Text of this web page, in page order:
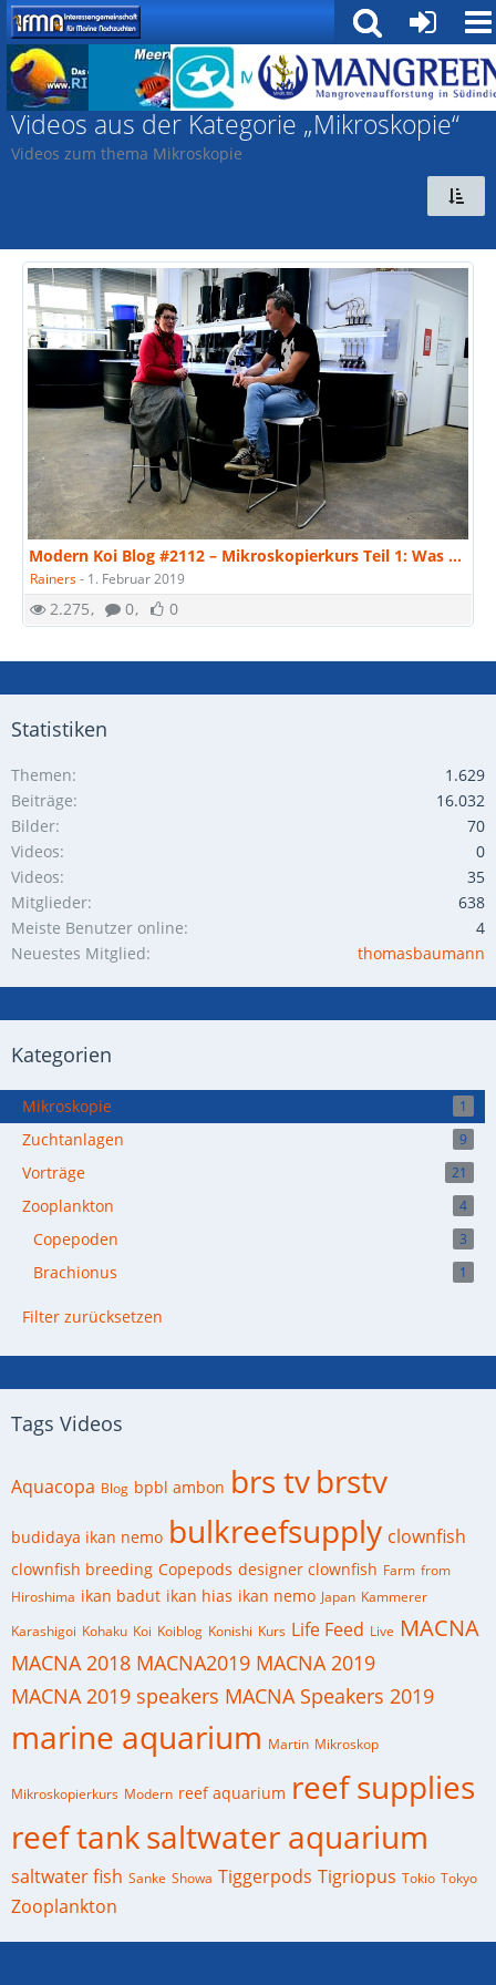
Medienverwaltung
Videos aus der Kategorie „Mikroskopie“
Videos zum thema Mikroskopie
Modern Koi Blog #2112 – Mikroskopierkurs Teil 1: Was sind Parasiten?
Rainers- 1. Februar 2019
2.275 0 0
Statistiken
Themen
1.629
Beiträge
16.032
Bilder
70
Videos
0
Videos
35
Mitglieder
638
Meiste Benutzer online
4
Neuestes Mitglied
thomasbaumann
Kategorien
Mikroskopie 1
Zuchtanlagen 9
Vorträge 21
Zooplankton 4
Copepoden 3
Brachionus 1
Filter zurücksetzen
Tags Videos
Aquacopa Blog bpbl ambon brs tvbrstv
budidaya ikan nemo bulkreefsupply clownfish
clownfish breeding Copepods designer clownfish Farm from
Hiroshima ikan badut ikan hias ikan nemo Japan Kammerer
Karashigoi Kohaku Koi Koiblog Konishi Kurs Life Feed Live MACNA
MACNA 2018 MACNA2019 MACNA 2019
MACNA 2019 speakers MACNA Speakers 2019
marine aquarium Martin Mikroskop
Mikroskopierkurs Modern reef aquarium reef supplies
reef tanksaltwater aquarium
saltwater fish Sanke Showa Tiggerpods Tigriopus Tokio Tokyo
Zooplankton